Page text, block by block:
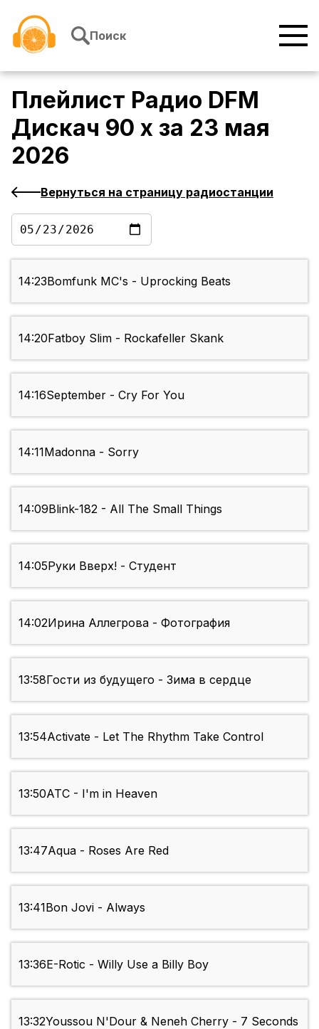
Поиск
Плейлист Радио DFM
Дискач 90 х за 23 мая
2026
Вернуться на страницу радиостанции
14:23Bomfunk MC's - Uprocking Beats
14:20Fatboy Slim - Rockafeller Skank
14:16September - Cry For You
14:11Madonna - Sorry
14:09Blink-182 - All The Small Things
14:05Руки Вверх! - Студент
14:02Ирина Аллегрова - Фотография
13:58Гости из будущего - Зима в сердце
13:54Activate - Let The Rhythm Take Control
13:50ATC - I'm in Heaven
13:47Aqua - Roses Are Red
13:41Bon Jovi - Always
13:36E-Rotic - Willy Use a Billy Boy
13:32Youssou N'Dour & Neneh Cherry - 7 Seconds